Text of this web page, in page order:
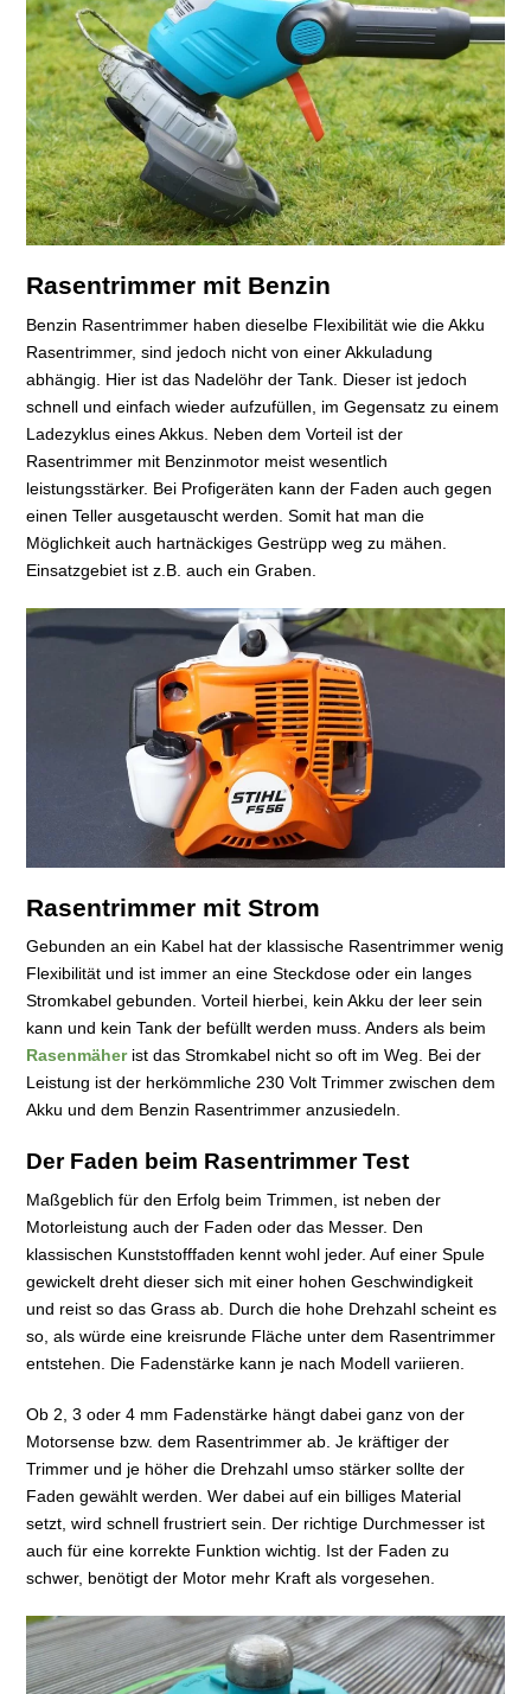
Rasentrimmer mit Benzin
Benzin Rasentrimmer haben dieselbe Flexibilität wie die Akku
Rasentrimmer, sind jedoch nicht von einer Akkuladung
abhängig. Hier ist das Nadelöhr der Tank. Dieser ist jedoch
schnell und einfach wieder aufzufüllen, im Gegensatz zu einem
Ladezyklus eines Akkus. Neben dem Vorteil ist der
Rasentrimmer mit Benzinmotor meist wesentlich
leistungsstärker. Bei Profigeräten kann der Faden auch gegen
einen Teller ausgetauscht werden. Somit hat man die
Möglichkeit auch hartnäckiges Gestrüpp weg zu mähen.
Einsatzgebiet ist z.B. auch ein Graben.
Rasentrimmer mit Strom
Gebunden an ein Kabel hat der klassische Rasentrimmer wenig
Flexibilität und ist immer an eine Steckdose oder ein langes
Stromkabel gebunden. Vorteil hierbei, kein Akku der leer sein
kann und kein Tank der befüllt werden muss. Anders als beim
Rasenmäherist das Stromkabel nicht so oft im Weg. Bei der
Leistung ist der herkömmliche 230 Volt Trimmer zwischen dem
Akku und dem Benzin Rasentrimmer anzusiedeln.
Der Faden beim Rasentrimmer Test
Maßgeblich für den Erfolg beim Trimmen, ist neben der
Motorleistung auch der Faden oder das Messer. Den
klassischen Kunststofffaden kennt wohl jeder. Auf einer Spule
gewickelt dreht dieser sich mit einer hohen Geschwindigkeit
und reist so das Grass ab. Durch die hohe Drehzahl scheint es
so, als würde eine kreisrunde Fläche unter dem Rasentrimmer
entstehen. Die Fadenstärke kann je nach Modell variieren.
Ob 2, 3 oder 4 mm Fadenstärke hängt dabei ganz von der
Motorsense bzw. dem Rasentrimmer ab. Je kräftiger der
Trimmer und je höher die Drehzahl umso stärker sollte der
Faden gewählt werden. Wer dabei auf ein billiges Material
setzt, wird schnell frustriert sein. Der richtige Durchmesser ist
auch für eine korrekte Funktion wichtig. Ist der Faden zu
schwer, benötigt der Motor mehr Kraft als vorgesehen.